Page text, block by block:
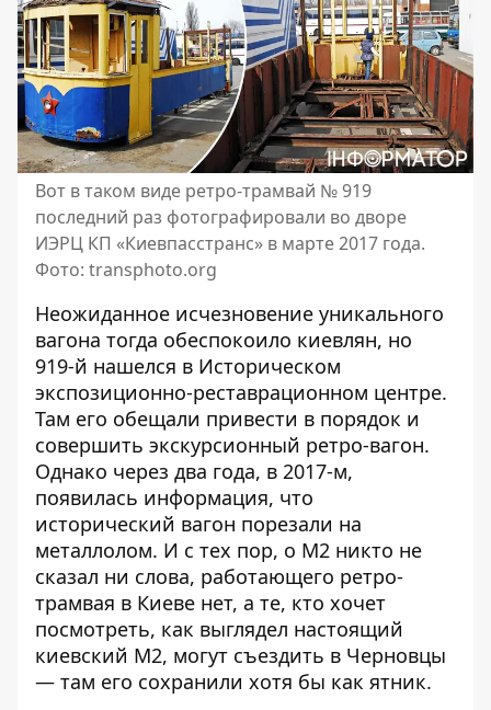
Вот в таком виде ретро-трамвай № 919
последний раз фотографировали во дворе
ИЭРЦ КП «Киевпасстранс» в марте 2017 года.
Фото: transphoto.org
Неожиданное исчезновение уникального
вагона тогда обеспокоило киевлян, но
919-й нашелся в Историческом
экспозиционно-реставрационном центре.
Там его обещали привести в порядок и
совершить экскурсионный ретро-вагон.
Однако через два года, в 2017-м,
появилась информация, что
исторический вагон порезали на
металлолом. И с тех пор, о М2 никто не
сказал ни слова, работающего ретро-
трамвая в Киеве нет, а те, кто хочет
посмотреть, как выглядел настоящий
киевский М2, могут съездить в Черновцы
— там его сохранили хотя бы как ятник.